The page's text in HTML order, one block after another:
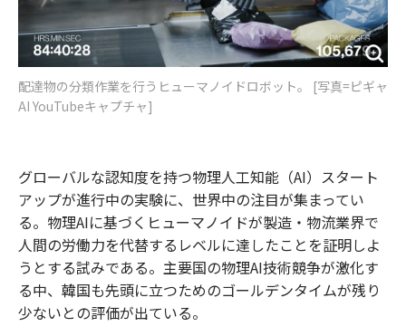
配達物の分類作業を行うヒューマノイドロボット。 [写真=ピギャ
AI YouTubeキャプチャ]
グローバルな認知度を持つ物理人工知能（AI）スタート
アップが進行中の実験に、世界中の注目が集まってい
る。物理AIに基づくヒューマノイドが製造・物流業界で
人間の労働力を代替するレベルに達したことを証明しよ
うとする試みである。主要国の物理AI技術競争が激化す
る中、韓国も先頭に立つためのゴールデンタイムが残り
少ないとの評価が出ている。